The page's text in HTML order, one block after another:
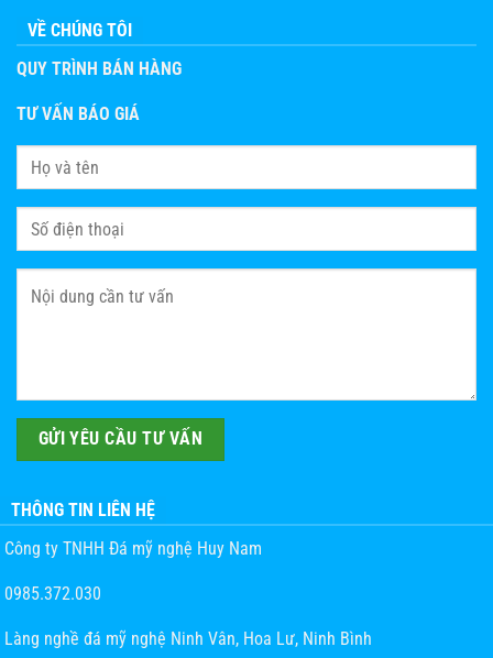
VỀ CHÚNG TÔI
QUY TRÌNH BÁN HÀNG
TƯ VẤN BÁO GIÁ
THÔNG TIN LIÊN HỆ
Công ty TNHH Đá mỹ nghệ Huy Nam
0985.372.030
Làng nghề đá mỹ nghệ Ninh Vân, Hoa Lư, Ninh Bình